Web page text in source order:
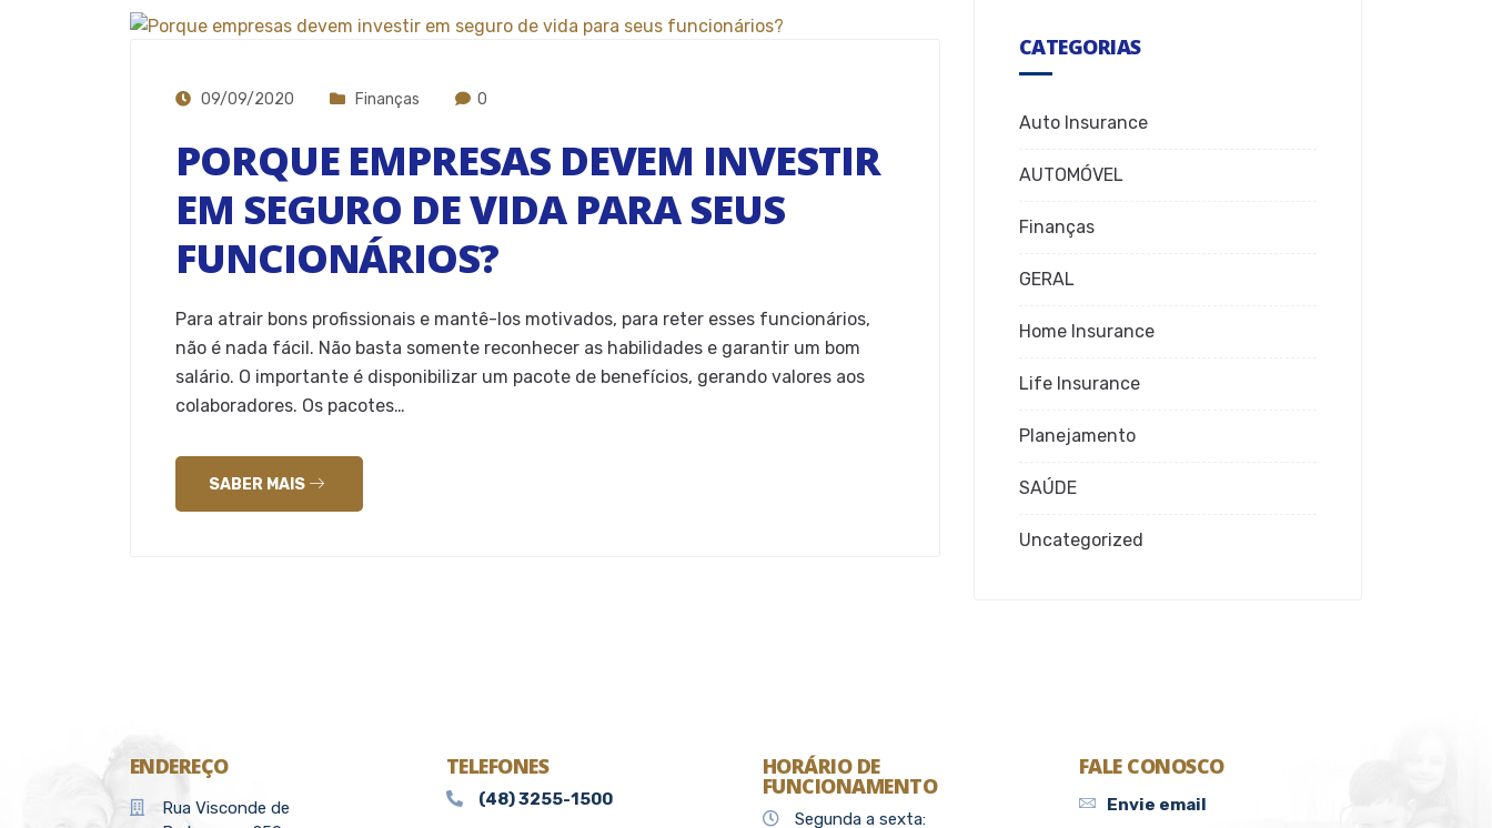
09/09/2020 Finanças 0
PORQUE EMPRESAS DEVEM INVESTIR
EM SEGURO DE VIDA PARA SEUS
FUNCIONÁRIOS?
Para atrair bons profissionais e mantê-los motivados, para reter esses funcionários,
não é nada fácil. Não basta somente reconhecer as habilidades e garantir um bom
salário. O importante é disponibilizar um pacote de benefícios, gerando valores aos
colaboradores. Os pacotes…
SABER MAIS
CATEGORIAS
Auto Insurance
AUTOMÓVEL
Finanças
GERAL
Home Insurance
Life Insurance
Planejamento
SAÚDE
Uncategorized
ENDEREÇO
Rua Visconde de
TELEFONES
(48) 3255-1500
HORÁRIO DE
FUNCIONAMENTO
Segunda a sexta:
FALE CONOSCO
Envie email